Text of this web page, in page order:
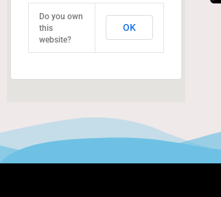
Do you own
this
website?
OK